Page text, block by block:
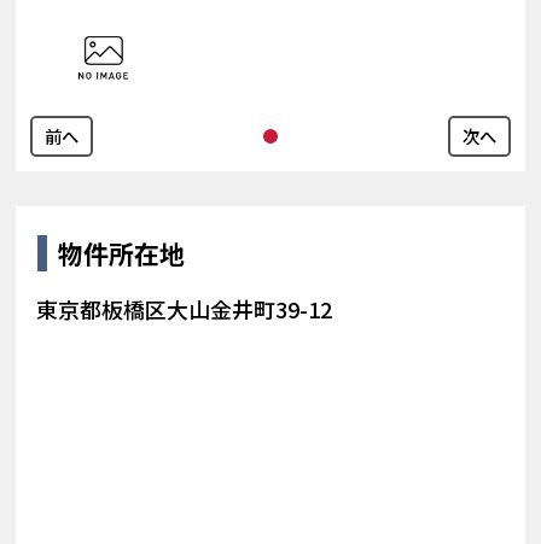
前へ 次へ
物件所在地
東京都板橋区大山金井町39-12